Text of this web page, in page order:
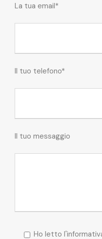
La tua email*
Il tuo telefono*
Il tuo messaggio
Ho letto